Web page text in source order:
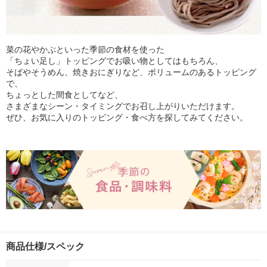
菜の花やかぶといった季節の食材を使った
「ちょい足し」トッピングでお吸い物としてはもちろん、
そばやそうめん、焼きおにぎりなど、ボリュームのあるトッピング
で、
ちょっとした間食としてなど、
さまざまなシーン・タイミングでお召し上がりいただけます。
ぜひ、お気に入りのトッピング・食べ方を探してみてください。
商品仕様/スペック